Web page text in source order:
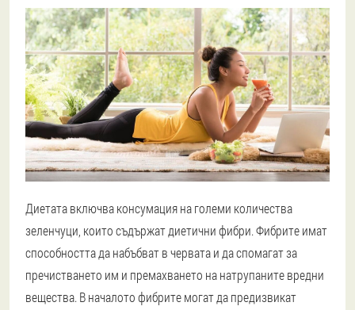
Диетата включва консумация на големи количества
зеленчуци, които съдържат диетични фибри. Фибрите имат
способността да набъбват в червата и да спомагат за
пречистването им и премахването на натрупаните вредни
вещества. В началото фибрите могат да предизвикат